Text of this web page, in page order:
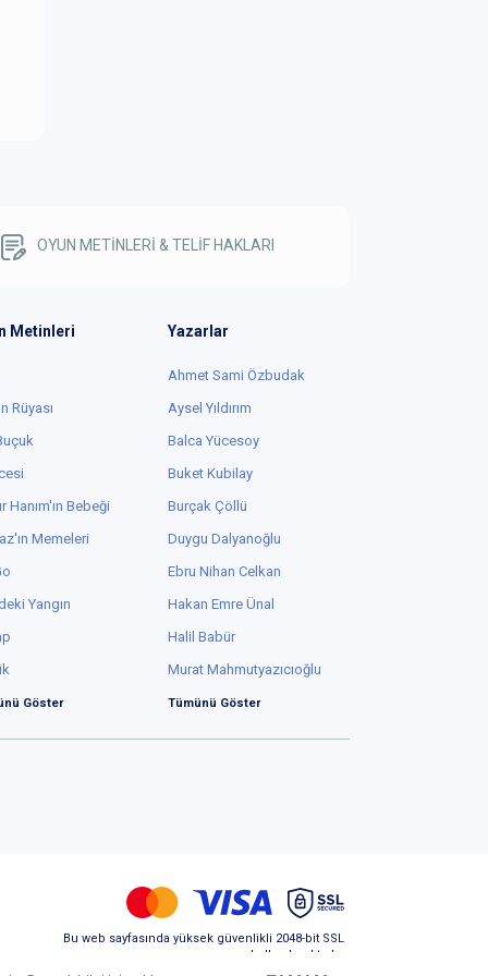
OYUN METİNLERİ & TELİF HAKLARI
Metinleri
Rüyası
Hanım'ın Bebeği
Memeleri
Yangın
Göster
Yazarlar
Ahmet Sami Özbudak
Aysel Yıldırım
Balca Yücesoy
Buket Kubilay
Burçak Çöllü
Duygu Dalyanoğlu
Ebru Nihan Celkan
Hakan Emre Ünal
Halil Babür
Murat Mahmutyazıcıoğlu
Tümünü Göster
Bu web sayfasında yüksek güvenlikli 2048-bit SSL
kullanılmaktadır.